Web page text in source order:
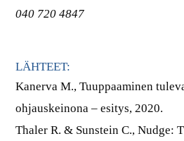
040 720 4847
LÄHTEET:
Kanerva M., Tuuppaaminen
ohjauskeinona – esitys, 2020.
Thaler R. & Sunstein C., Nudge: